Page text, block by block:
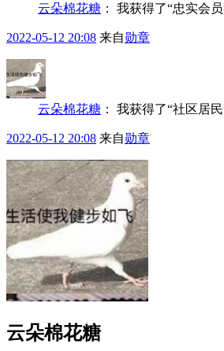
云朵棉花糖 ： 我获得了“忠实会
2022-05-12 20:08 来自勋章
云朵棉花糖 ： 我获得了“社区居
2022-05-12 20:08 来自勋章
云朵棉花糖